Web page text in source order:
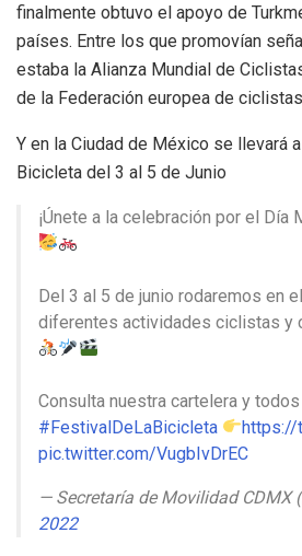
finalmente obtuvo el apoyo de
países. Entre los que promovían
estaba la Alianza Mundial de
de la Federación europea de ciclistas
Y en la Ciudad de México se llevará
Bicicleta del 3 al 5 de Junio
¡Únete a la celebración por el Día
Del 3 al 5 de junio rodaremos en
diferentes actividades ciclistas y
Consulta nuestra cartelera y
#FestivalDeLaBicicleta
https://
pic.twitter.com/VugbIvDrEC
— Secretaría de Movilidad CDMX
2022